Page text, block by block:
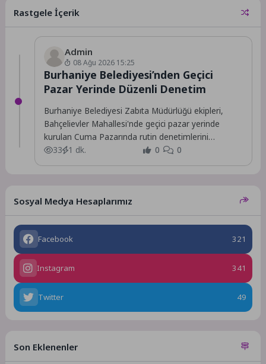
Sahili’nde...
Rastgele İçerik
Admin
08 Ağu 2026 15:25
Burhaniye Belediyesi’nden Geçici
Pazar Yerinde Düzenli Denetim
Burhaniye Belediyesi Zabıta Müdürlüğü ekipleri,
Bahçelievler Mahallesi'nde geçici pazar yerinde
kurulan Cuma Pazarında rutin denetimlerini
sürdürüyor.
33 1 dk. 0 0
Sosyal Medya Hesaplarımız
Facebook 321
Instagram 341
Twitter 49
Son Eklenenler